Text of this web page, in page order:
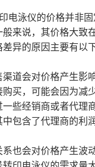
电泳仪的价格并非
般来说，其价格大致
异的原因主要有以
道会对价格产生影
买，可能会因为减
些经销商或者代理
包含了代理商的利
也会对价格产生波